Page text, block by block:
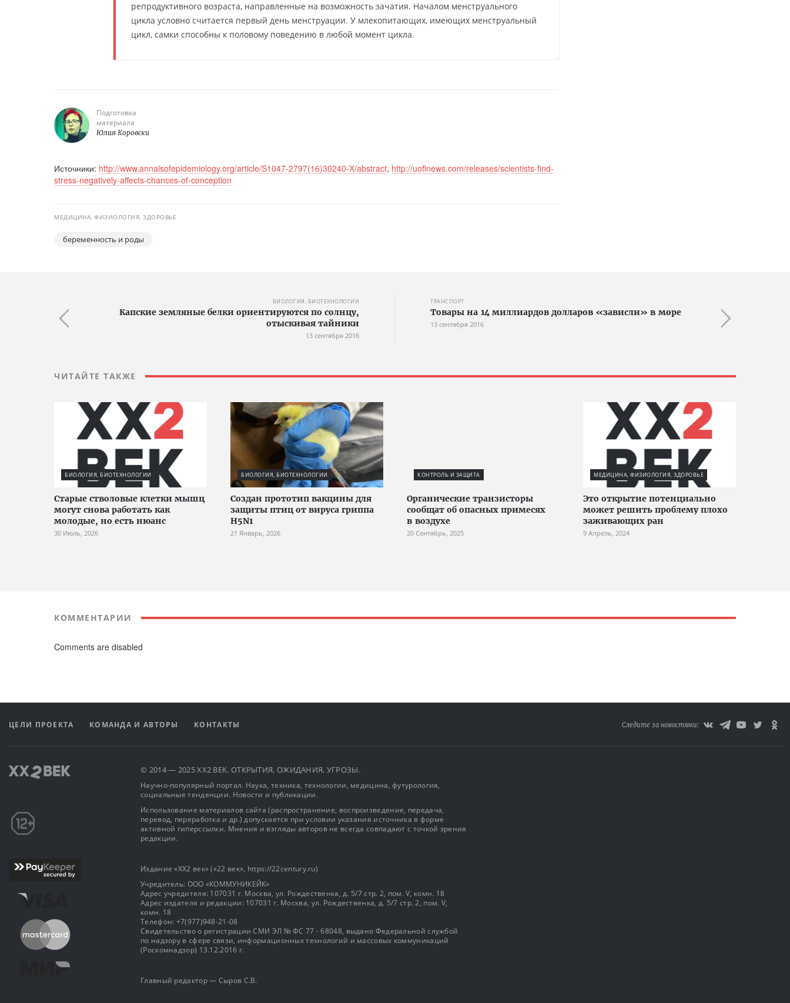
репродуктивного возраста, направленные на возможность зачатия. Началом менструального
цикла условно считается первый день менструации. У млекопитающих, имеющих менструальный
цикл, самки способны к половому поведению в любой момент цикла.
Подготовка
материала
Юлия Коровски
Источники: http://www.annalsofepidemiology.org/article/S1047-2797(16)30240-X/abstract, http://uoflnews.com/releases/scientists-find-
stress-negatively-affects-chances-of-conception
МЕДИЦИНА, ФИЗИОЛОГИЯ, ЗДОРОВЬЕ
беременность и роды
БИОЛОГИЯ, БИОТЕХНОЛОГИИ
Капские земляные белки ориентируются по солнцу,
отыскивая тайники
13 сентября 2016
ТРАНСПОРТ
Товары на 14 миллиардов долларов «зависли» в море
13 сентября 2016
ЧИТАЙТЕ ТАКЖЕ
БИОЛОГИЯ, БИОТЕХНОЛОГИИ
Старые стволовые клетки мышц
могут снова работать как
молодые, но есть нюанс
30 Июль, 2026
БИОЛОГИЯ, БИОТЕХНОЛОГИИ
Создан прототип вакцины для
защиты птиц от вируса гриппа
H5N1
21 Январь, 2026
КОНТРОЛЬ И ЗАЩИТА
Органические транзисторы
сообщат об опасных примесях
в воздухе
20 Сентябрь, 2025
МЕДИЦИНА, ФИЗИОЛОГИЯ, ЗДОРОВЬЕ
Это открытие потенциально
может решить проблему плохо
заживающих ран
9 Апрель, 2024
КОММЕНТАРИИ
Comments are disabled
ЦЕЛИ ПРОЕКТА КОМАНДА И АВТОРЫ КОНТАКТЫ Следите за новостями:
© 2014 — 2025 XX2 ВЕК. ОТКРЫТИЯ, ОЖИДАНИЯ, УГРОЗЫ.
Научно-популярный портал. Наука, техника, технологии, медицина, футурология,
социальные тенденции. Новости и публикации.
Использование материалов сайта (распространение, воспроизведение, передача,
перевод, переработка и др.) допускается при условии указания источника в форме
активной гиперссылки. Мнения и взгляды авторов не всегда совпадают с точкой зрения
редакции.
Издание «XX2 век» («22 век», https://22century.ru)
Учредитель: OOO «КОММУНИКЕЙК»
Адрес учредителя: 107031 г. Москва, ул. Рождественка, д. 5/7 стр. 2, пом. V, комн. 18
Адрес издателя и редакции: 107031 г. Москва, ул. Рождественка, д. 5/7 стр. 2, пом. V,
комн. 18
Телефон: +7(977)948-21-08
Свидетельство о регистрации СМИ ЭЛ № ФС 77 - 68048, выдано Федеральной службой
по надзору в сфере связи, информационных технологий и массовых коммуникаций
(Роскомнадзор) 13.12.2016 г.
Главный редактор — Сыров С.В.